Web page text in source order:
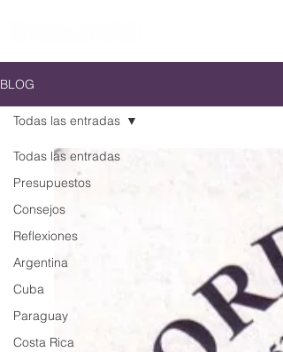
BLOG
Todas las entradas
Presupuestos
Consejos
Reflexiones
Argentina
Cuba
Paraguay
Costa Rica
Todas las entradas